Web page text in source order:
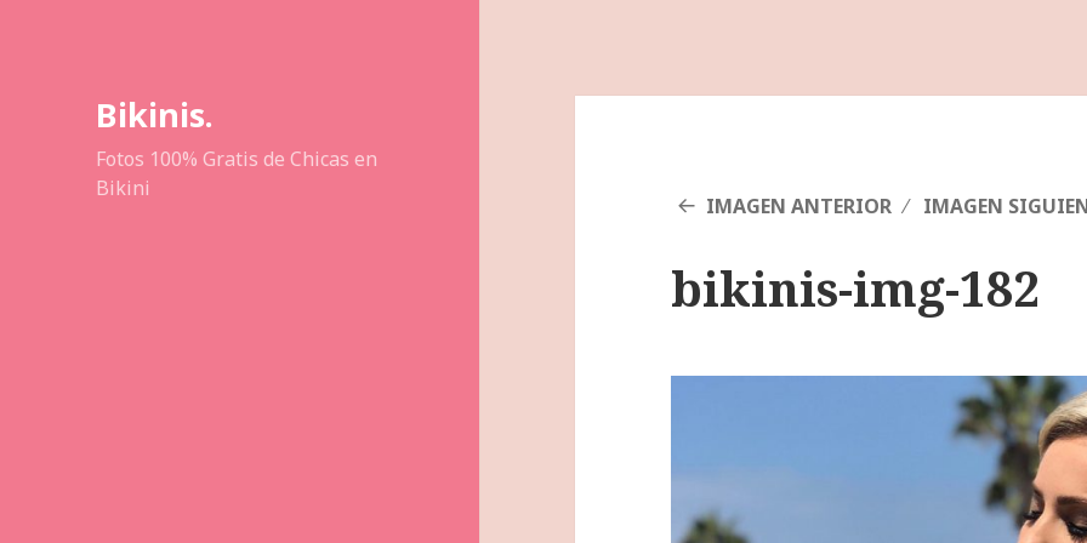
Bikinis.
Fotos 100% Gratis de Chicas en
Bikini
IMAGEN ANTERIOR IMAGEN
bikinis-img-182